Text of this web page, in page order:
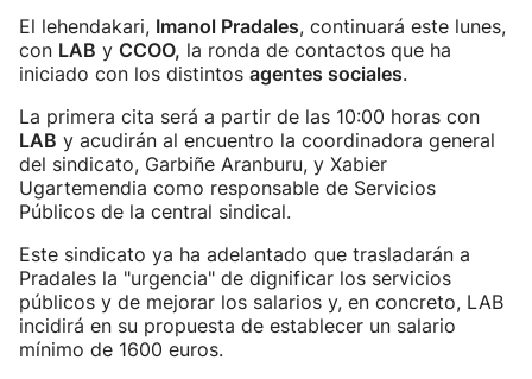
El lehendakari, Imanol Pradales, continuará este lunes,
con LAB y CCOO, la ronda de contactos que ha
iniciado con los distintos agentes sociales.
La primera cita será a partir de las 10:00 horas con
LAB y acudirán al encuentro la coordinadora general
del sindicato, Garbiñe Aranburu, y Xabier
Ugartemendia como responsable de Servicios
Públicos de la central sindical.
Este sindicato ya ha adelantado que trasladarán a
Pradales la "urgencia" de dignificar los servicios
públicos y de mejorar los salarios y, en concreto, LAB
incidirá en su propuesta de establecer un salario
mínimo de 1600 euros.